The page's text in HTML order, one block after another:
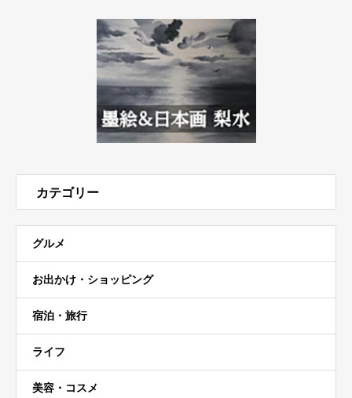
カテゴリー
グルメ
お出かけ・ショッピング
宿泊・旅行
ライフ
美容・コスメ